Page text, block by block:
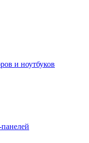
и ноутбуков